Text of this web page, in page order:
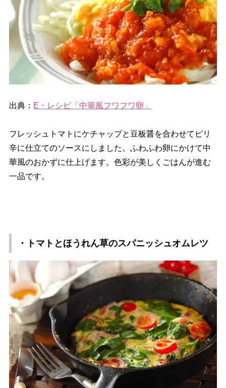
出典： E・レシピ「中華風フワフワ卵」
フレッシュトマトにケチャップと豆板醤を合わせてピリ
辛に仕立てのソースにしました。ふわふわ卵にかけて中
華風のおかずに仕上げます。色彩が美しくごはんが進む
一品です。
・トマトとほうれん草のスパニッシュオムレツ